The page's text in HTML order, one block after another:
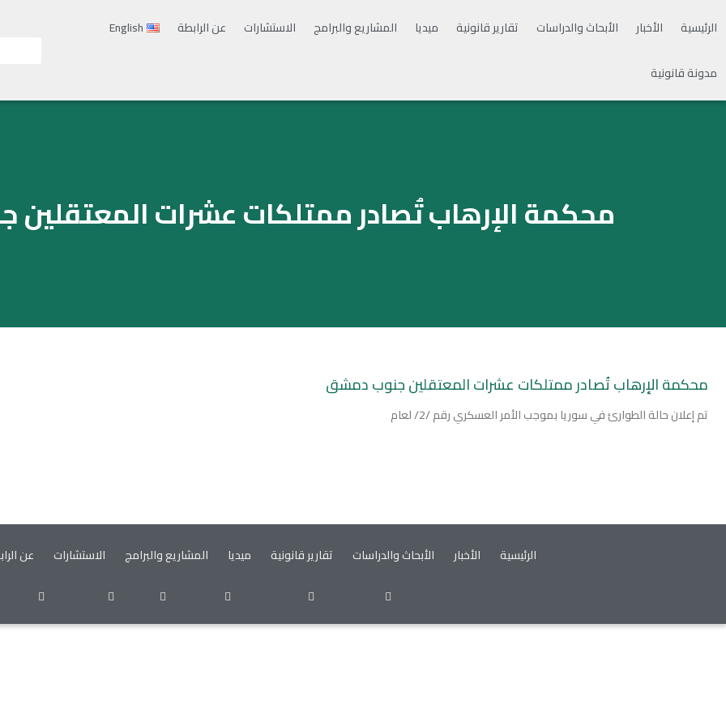
الرئيسية الأخبار الأبحاث والدراسات تقارير قانونية ميديا المشاريع والبرامج الاستشارات عن الرابطة English
مدونة قانونية
محكمة الإرهاب تُصادر ممتلكات عشرات
محكمة الإرهاب تُصادر ممتلكات عشرات المعتقلين جنوب دمشق
تم إعلان حالة الطوارئ في سوريا بموجب الأمر العسكري رقم /2/ لعام
الرئيسية الأخبار الأبحاث والدراسات تقارير قانونية ميديا المشاريع والبرامج الاستشارات عن